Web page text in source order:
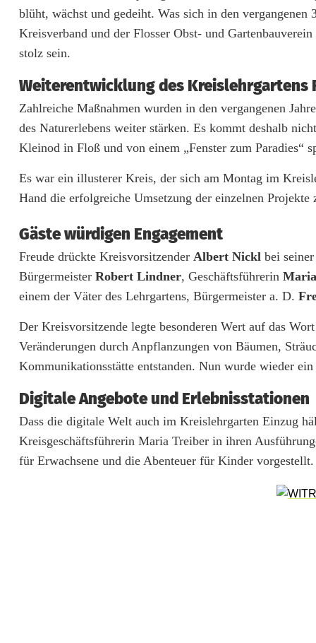
e
i
t
e
r
e
n
w
i
c
k
l
u
n
g
m
blüht, wächst und gedeiht. Was sich in den vergangenen
Kreisverband und der Flosser Obst- und
stolz sein.
Weiterentwicklung des Kreislehrgartens
Zahlreiche Maßnahmen wurden in den vergangenen
des Naturerlebens weiter stärken. Es kommt deshalb
Kleinod in Floß und von einem „Fenster zum Paradies“
Es war ein illusterer Kreis, der sich am Montag im
Hand die erfolgreiche Umsetzung der einzelnen
Gäste würdigen Engagement
Freude drückte Kreisvorsitzender Albert Nickl bei
Bürgermeister Robert Lindner, Geschäftsführerin
einem der Väter des Lehrgartens, Bürgermeister a. D.
Der Kreisvorsitzende legte besonderen Wert auf das
Veränderungen durch Anpflanzungen von Bäumen,
Kommunikationsstätte entstanden. Nun wurde wieder
Digitale Angebote und Erlebnisstationen
Dass die digitale Welt auch im Kreislehrgarten Einzug
Kreisgeschäftsführerin Maria Treiber in ihren
für Erwachsene und die Abenteuer für Kinder vorgestellt.